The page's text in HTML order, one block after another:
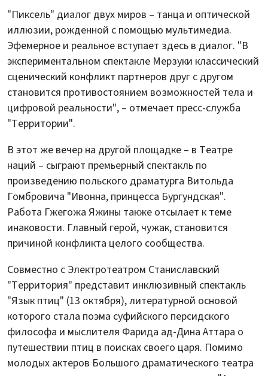
"Пиксель" диалог двух миров – танца и оптической
иллюзии, рожденной с помощью мультимедиа.
Эфемерное и реальное вступает здесь в диалог. "В
экспериментальном спектакле Мерзуки классический
сценический конфликт партнеров друг с другом
становится противостоянием возможностей тела и
цифровой реальности", – отмечает пресс-служба
"Территории".
В этот же вечер на другой площадке – в Театре
наций – сыграют премьерный спектакль по
произведению польского драматурга Витольда
Гомбровича "Ивонна, принцесса Бургундская".
Работа Гжегожа Яжины также отсылает к теме
инаковости. Главный герой, чужак, становится
причиной конфликта целого сообщества.
Совместно с Электротеатром Станиславский
"Территория" представит инклюзивный спектакль
"Язык птиц" (13 октября), литературной основой
которого стала поэма суфийского персидского
философа и мыслителя Фарида ад-Дина Аттара о
путешествии птиц в поисках своего царя. Помимо
молодых актеров Большого драматического театра